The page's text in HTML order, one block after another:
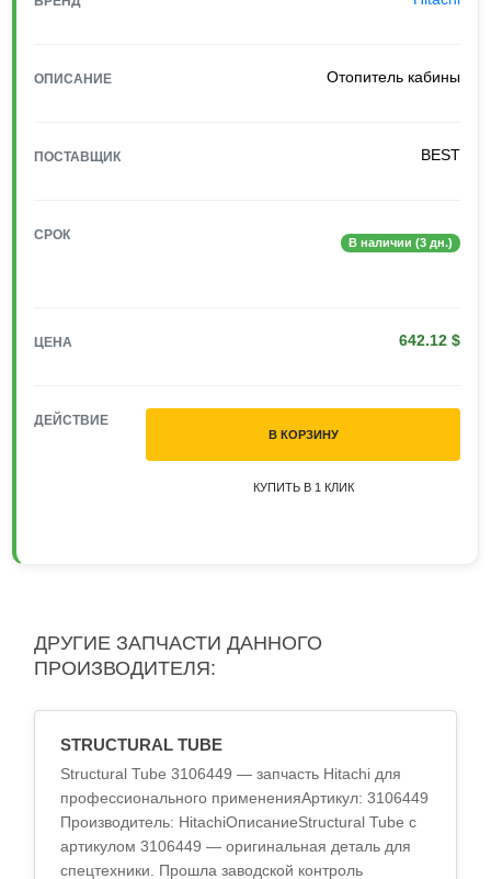
ОПИСАНИЕ Отопитель кабины
ПОСТАВЩИК BEST
СРОК В наличии (3 дн.)
ЦЕНА 642.12 $
ДЕЙСТВИЕ
В КОРЗИНУ
КУПИТЬ В 1 КЛИК
ДРУГИЕ ЗАПЧАСТИ ДАННОГО
ПРОИЗВОДИТЕЛЯ:
STRUCTURAL TUBE
Structural Tube 3106449 — запчасть Hitachi для
профессионального примененияАртикул: 3106449
Производитель: HitachiОписаниеStructural Tube с
артикулом 3106449 — оригинальная деталь для
спецтехники. Прошла заводской контроль